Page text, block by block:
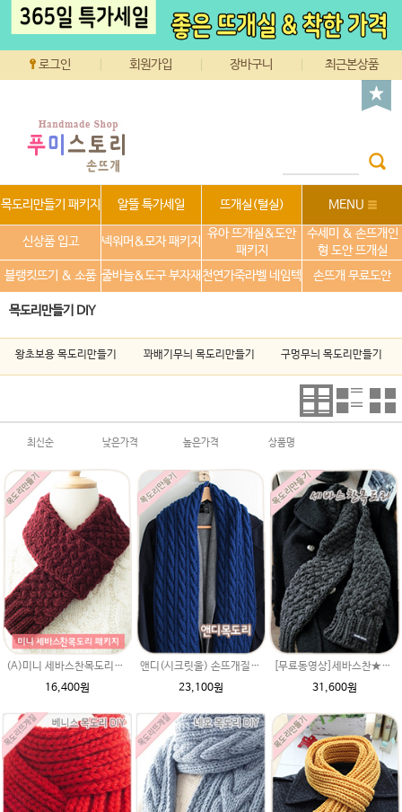
로그인 회원가입 장바구니 최근본상품
목도리만들기 패키지 알뜰 특가세일 뜨개실(털실) MENU
신상품 입고 넥워머&모자 패키지
유아 뜨개실&도안
패키지
수세미 & 손뜨개인
형 도안 뜨개실
블랭킷뜨기 & 소품 줄바늘&도구 부자재 천연가죽라벨 네임텍 손뜨개 무료도안
목도리만들기 DIY
왕초보용 목도리만들기 꽈배기무늬 목도리만들기 구멍무늬 목도리만들기
최신순 낮은가격 높은가격 상품명
(A)미니 세바스찬목도리(시크릿울) 패키지(도안+뜨개실)/자라무늬/미니 머플러/미니목도리뜨기/자라무늬뜨기/손뜨개목도리/미니뜨개질목도리/뜨개질목도리
16,400원
앤디(시크릿울) 손뜨개질 남자친구 크리스마스 특별한선물 쉬운꽈배기목도리만들기뜨기 털실 뜨개질실
23,100원
[무료동영상]세바스찬★발렌타인울 크리스마스선물 남여 커플 목도리 꽈배기무늬뜨기 뜨개질짜기 손뜨개만들기 왕초보 자라무늬뜨기
31,600원